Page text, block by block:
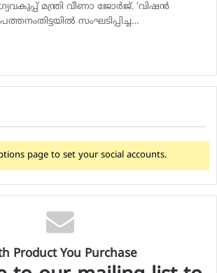
മന്ത്രി വീണാ ജോർജ്. ‘വിഷൻ
പത്തനംതിട്ടയിൽ സംഘടിപ്പിച്ച…
page to set your social accounts.
Product You Purchase